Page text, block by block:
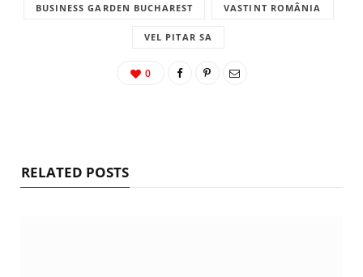
BUSINESS GARDEN BUCHAREST VASTINT ROMÂNIA
VEL PITAR SA
0
RELATED POSTS